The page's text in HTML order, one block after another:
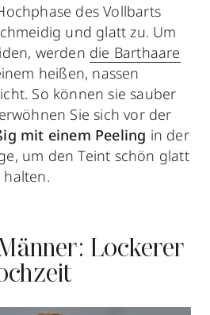
des Vollbarts
und glatt zu. Um
werden die Barthaare
heißen, nassen
So können sie sauber
Sie sich vor der
mit einem Peeling in der
um den Teint schön glatt
Lockerer